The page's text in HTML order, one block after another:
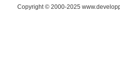
Copyright © 2000-2025